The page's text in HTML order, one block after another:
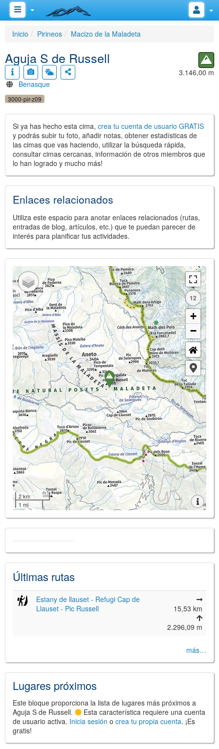
Inicio Pirineos Macizo de la Maladeta
Aguja S de Russell
Benasque
3.146,00 m
3000-pir-z09
Si ya has hecho esta cima, crea tu cuenta de usuario GRATIS
y podrás subir tu foto, añadir notas, obtener estadísticas de
las cimas que vas haciendo, utilizar la búsqueda rápida,
consultar cimas cercanas, información de otros miembros que
lo han logrado y mucho más!
Enlaces relacionados
Utiliza este espacio para anotar enlaces relacionados (rutas,
entradas de blog, artículos, etc.) que te puedan parecer de
interés para planificar tus actividades.
12
+
−
2 km
1 mi
©Leaflet
JS library for interactive maps
©OpenStreetMap ,OpenTopoMap
Catalunya (CC BY-SH 4.0)
Últimas rutas
Estany de llauset - Refugi Cap de
Llauset - Pic Russell
15,53 km
2.296,09 m
más…
Lugares próximos
Este bloque proporciona la lista de lugares más próximos a
Aguja S de Russell.
Esta característica requiere una cuenta
de usuario activa. Inicia sesión o crea tu propia cuenta. ¡Es
gratis!